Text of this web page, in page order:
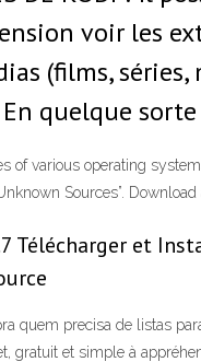
voir les
(films,
quelque sorte
of various operating
Sources”.
Télécharger et
quem precisa de listas
gratuit et simple à